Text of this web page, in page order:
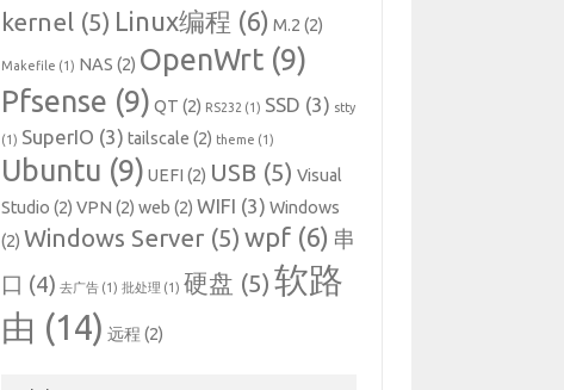
kernel (5) Linux编程 (6) M.2 (2)
Makefile (1) NAS (2) OpenWrt (9)
Pfsense (9) QT (2) RS232 (1) SSD (3) stty
(1) SuperIO (3) tailscale (2) theme (1)
Ubuntu (9) UEFI (2) USB (5) Visual
Studio (2) VPN (2) web (2) WIFI (3) Windows
(2) Windows Server (5) wpf (6) 串
口 (4) 去广告 (1) 批处理 (1) 硬盘 (5) 软路
由 (14) 远程 (2)